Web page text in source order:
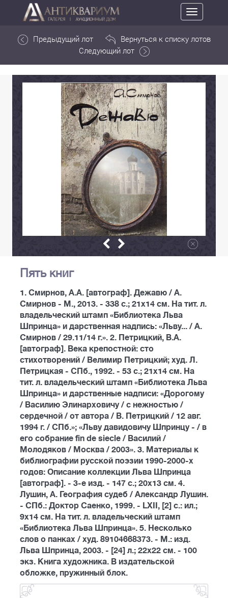
Toggle
navigation
Предыдущий лот
Вернуться к списку лотов
Следующий лот
Пять книг
1. Смирнов, А.А. [автограф]. Дежавю / А.
Смирнов - М., 2013. - 338 с.; 21х14 см. На тит. л.
владельческий штамп «Библиотека Льва
Шпринца» и дарственная надпись: «Льву... / А.
Смирнов / 29.11/14 г.». 2. Петрицкий, В.А.
[автограф]. Века крепостной: сто
стихотворений / Велимир Петрицкий; худ. Л.
Петрицкая - СПб., 1992. - 53 с.; 21х14 см. На
тит. л. владельческий штамп «Библиотека Льва
Шпринца» и дарственные надписи: «Дорогому
/ Василию Элинарховичу / с нежностью /
сердечной / от автора / В. Петрицкий / 12 авг.
1994 г. / СПб.»; «Льву давидовичу Шпринцу - / в
его собрание fin de siecle / Василий /
Молодяков / Москва / 2003». 3. Материалы к
библиографии русской поэзии 1990-2000-х
годов: Описание коллекции Льва Шпринца
[автограф]. - 3-е изд. - 147 с.; 20х13 см. 4.
Лушин, А. География судеб / Александр Лушин.
- СПб.: Доктор Саенко, 1999. - LXII, [2] c.: ил.;
9х14 см. На тит. л. владельческий штамп
«Библиотека Льва Шпринца». 5. Несколько
слов о панках / худ. 89104668373. - М.: изд.
Льва Шпринца, 2003. - [24] л.; 22х22 см. - 100
экз. Книга художника. В издательской
обложке, пружинный блок.